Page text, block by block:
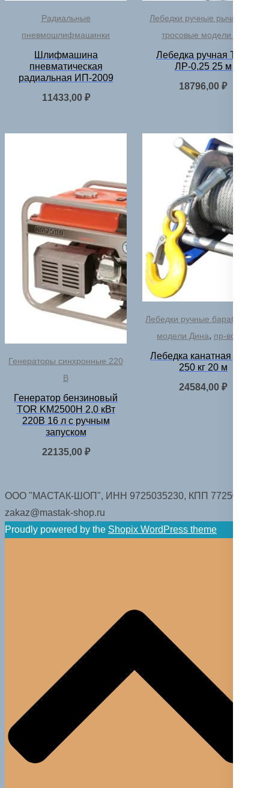
Радиальные
пневмошлифмашинки
Шлифмашина
пневматическая
радиальная ИП-2009
11433,00 ₽
Лебедки ручные рычажные
тросовые модели ЛР
Лебедка ручная TOR
ЛР-0,25 25 м
18796,00₽
Генераторы синхронные 220
В
Генератор бензиновый
TOR KM2500H 2,0 кВт
220В 16 л с ручным
запуском
22135,00 ₽
Лебедки ручные барабанные
модели Дина, пр-во РФ
Лебедка канатная Дина
250 кг 20 м
24584,00₽
ООО "МАСТАК-ШОП", ИНН 9725035230, КПП 772501001.
zakaz@mastak-shop.ru
Proudly powered by the Shopix WordPress theme